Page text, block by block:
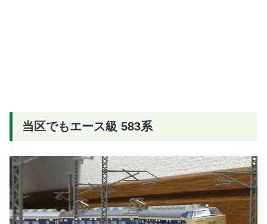
当区でもエース級 583系